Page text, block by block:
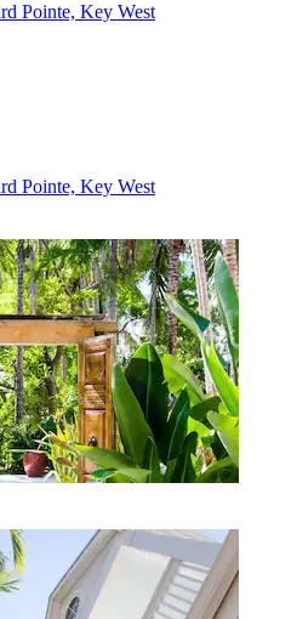
Pointe, Key West
Pointe, Key West